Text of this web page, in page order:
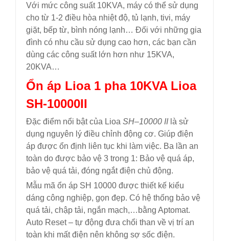
Với mức công suất 10KVA, máy có thể sử dụng
cho từ 1-2 điều hòa nhiệt độ, tủ lạnh, tivi, máy
giặt, bếp từ, bình nóng lạnh… Đối với những gia
đình có nhu cầu sử dụng cao hơn, các bạn cần
dùng các công suất lớn hơn như 15KVA,
20KVA…
Ổn áp Lioa 1 pha 10KVA Lioa
SH-10000II
Đặc điểm nổi bật của Lioa SH–10000 IIlà sử
dụng nguyên lý điều chỉnh động cơ. Giúp điện
áp được ổn định liên tục khi làm việc. Ba lần an
toàn do được bảo vệ 3 trong 1: Bảo vệ quá áp,
bảo vệ quá tải, đóng ngắt điện chủ động.
Mẫu mã ổn áp SH 10000 được thiết kế kiểu
dáng công nghiệp, gọn đẹp. Có hệ thống bảo vệ
quá tải, chập tải, ngắn mạch,…bằng Aptomat.
Auto Reset – tự động đưa chổi than về vị trí an
toàn khi mất điện nên không sợ sốc điện.